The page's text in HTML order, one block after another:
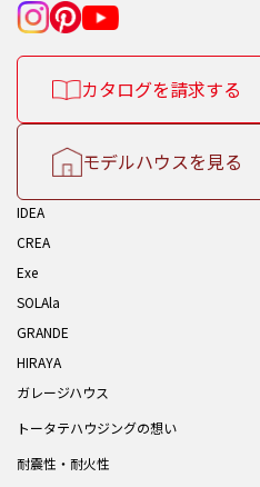
カタログを請求する
モデルハウスを見る
IDEA
CREA
Exe
SOLAla
GRANDE
HIRAYA
ガレージハウス
トータテハウジングの想い
耐震性・耐火性